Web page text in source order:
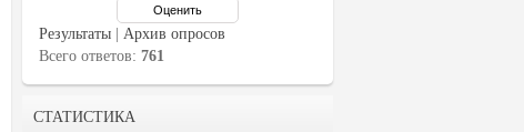
Результаты
Архив опросов
Всего ответов: 761
СТАТИСТИКА